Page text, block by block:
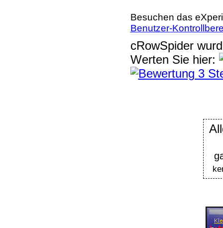
Besuchen das
Benutzer-
cRowSpider
Werten Sie hier: